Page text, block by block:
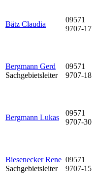
Bätz Claudia
09571
9707-17
Bergmann Gerd
Sachgebietsleiter
09571
9707-18
Bergmann Lukas
09571
9707-30
Biesenecker Rene
Sachgebietsleiter
09571
9707-15